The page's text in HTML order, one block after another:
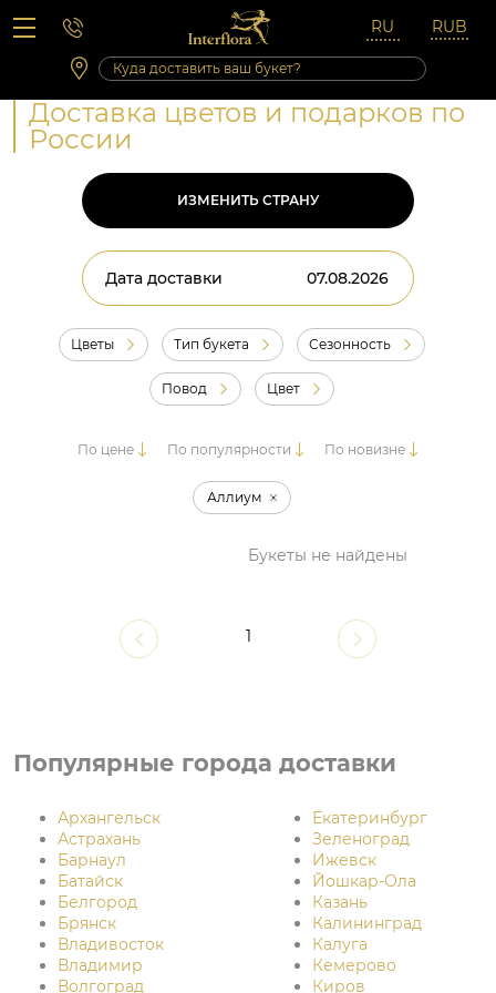
Вопросы-ответы
Сб 10:00 ‐ 14:00
Выходные и праздничные дни
Доставка цветов и подарков по
России
ИЗМЕНИТЬ СТРАНУ
Дата доставки
Цветы Тип букета Сезонность
Повод Цвет
По цене По популярности По новизне
Аллиум
Букеты не найдены
1
Популярные города доставки
Архангельск
Астрахань
Барнаул
Батайск
Белгород
Брянск
Владивосток
Владимир
Волгоград
Екатеринбург
Зеленоград
Ижевск
Йошкар-Ола
Казань
Калининград
Калуга
Кемерово
Киров